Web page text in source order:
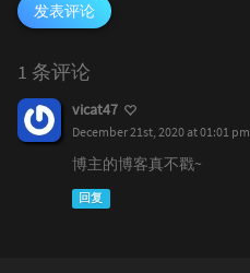
发表评论
1 条评论
vicat47
December 21st, 2020 at 01:01 pm
博主的博客真不戳~
回复